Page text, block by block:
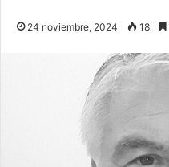
24 noviembre, 2024 18